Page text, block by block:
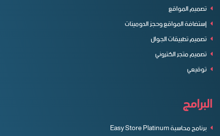
تصميم المواقع
إستضافة المواقع وحجز الدومينات
تصميم تطبيقات الجوال
تصميم متجر الكتروني
توقيعي
البرامج
برنامج محاسبة Easy Store Platinum